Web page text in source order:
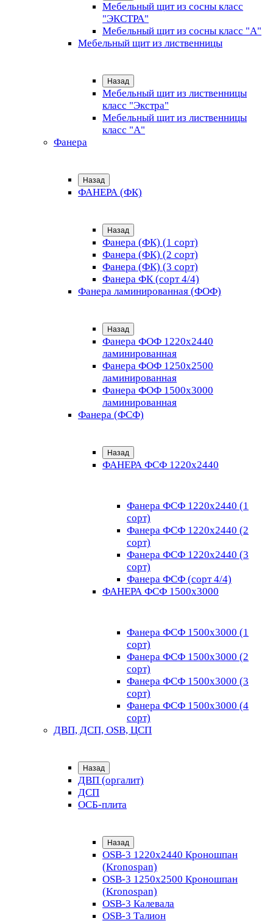
Мебельный щит из сосны класс
"ЭКСТРА"
Мебельный щит из сосны класс "А"
Мебельный щит из лиственницы
Назад
Мебельный щит из лиственницы
класс "Экстра"
Мебельный щит из лиственницы
класс "А"
Фанера
Назад
ФАНЕРА (ФК)
Назад
Фанера (ФК) (1 сорт)
Фанера (ФК) (2 сорт)
Фанера (ФК) (3 сорт)
Фанера ФК (сорт 4/4)
Фанера ламинированная (ФОФ)
Назад
Фанера ФОФ 1220x2440
ламинированная
Фанера ФОФ 1250x2500
ламинированная
Фанера ФОФ 1500x3000
ламинированная
Фанера (ФСФ)
Назад
ФАНЕРА ФСФ 1220х2440
Фанера ФСФ 1220х2440 (1
сорт)
Фанера ФСФ 1220х2440 (2
сорт)
Фанера ФСФ 1220х2440 (3
сорт)
Фанера ФСФ (сорт 4/4)
ФАНЕРА ФСФ 1500х3000
Фанера ФСФ 1500х3000 (1
сорт)
Фанера ФСФ 1500х3000 (2
сорт)
Фанера ФСФ 1500х3000 (3
сорт)
Фанера ФСФ 1500х3000 (4
сорт)
ДВП, ДСП, OSB, ЦСП
Назад
ДВП (оргалит)
ДСП
ОСБ-плита
Назад
OSB-3 1220х2440 Кроношпан
(Kronospan)
OSB-3 1250х2500 Кроношпан
(Kronospan)
OSB-3 Калевала
OSB-3 Талион